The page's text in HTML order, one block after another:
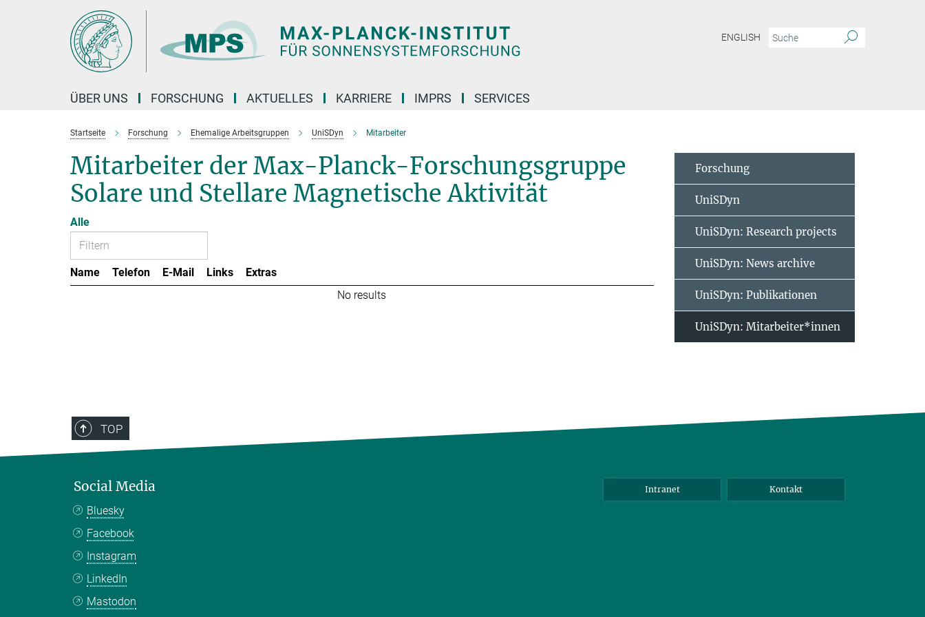
ENGLISH
ÜBER UNS FORSCHUNG AKTUELLES KARRIERE IMPRS SERVICES
Startseite Forschung Ehemalige Arbeitsgruppen UniSDyn Mitarbeiter
Mitarbeiter der Max-Planck-Forschungsgruppe
Solare und Stellare Magnetische Aktivität
Alle
Name Telefon E-Mail Links
Extras
No results
Forschung
UniSDyn
UniSDyn: Research projects
UniSDyn: News archive
UniSDyn: Publikationen
UniSDyn: Mitarbeiter*innen
TOP
Social Media
Bluesky
Facebook
Instagram
LinkedIn
Mastodon
Intranet Kontakt